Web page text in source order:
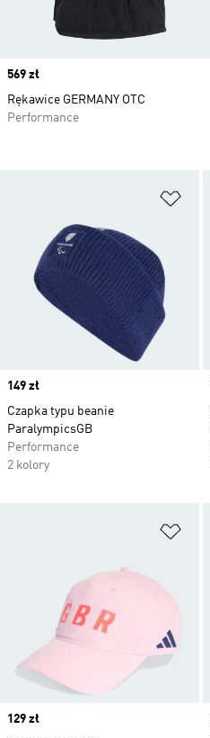
Price
149 zł
Czapka typu beanie
ParalympicsGB
Performance
2 kolory
Price
129 zł
Price
569 zł
Rękawice GERMANY OTC
Performance